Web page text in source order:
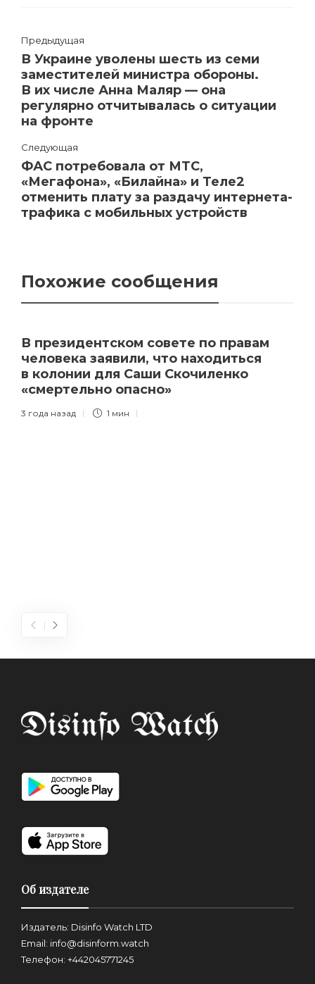
Предыдущая
В Украине уволены шесть из семи
заместителей министра обороны.
В их числе Анна Маляр — она
регулярно отчитывалась о ситуации
на фронте
Следующая
ФАС потребовала от МТС,
«Мегафона», «Билайна» и Теле2
отменить плату за раздачу интернета-
трафика с мобильных устройств
Похожие сообщения
В президентском совете по правам
человека заявили, что находиться
в колонии для Саши Скочиленко
«смертельно опасно»
3 года назад 1 мин
Об издателе
Издатель: Disinfo Watch LTD
Email: info@disinform.watch
Телефон: +442045771245